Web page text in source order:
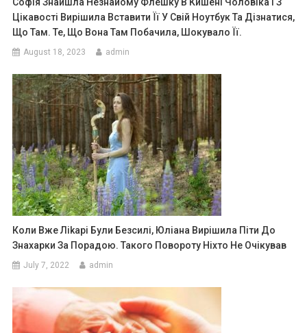
Цікавості Вирішила Вставити Її У Свій Ноутбук Та Дізнатися,
Що Там. Те, Що Вона Там Побачила, Шокувало Її.
August 18, 2023 admin
Коли Вже Ліkарі Були Безсилі, Юліана Вирішила Піти До
Знахарки За Порадою. Такого Повороту Ніхто Не Очікував
July 7, 2022 admin